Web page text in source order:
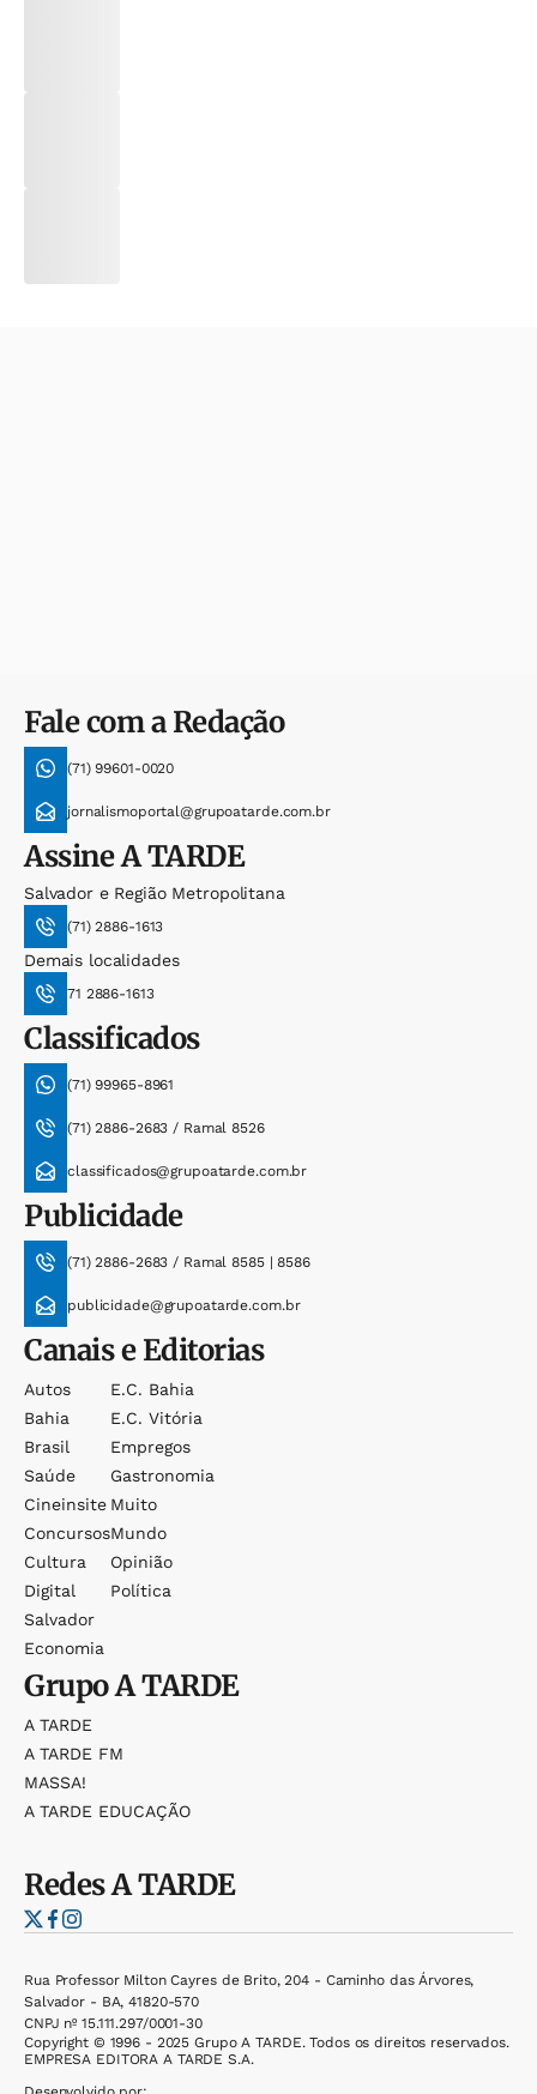
Fale com a Redação
(71) 99601-0020
jornalismoportal@grupoatarde.com.br
AssineA TARDE
Salvador e Região Metropolitana
(71) 2886-1613
Demais localidades
71 2886-1613
Classificados
(71) 99965-8961
(71) 2886-2683 / Ramal 8526
classificados@grupoatarde.com.br
Publicidade
(71) 2886-2683 / Ramal 8585 | 8586
publicidade@grupoatarde.com.br
Canais e Editorias
Autos
Bahia
Brasil
Saúde
Cineinsite
Concursos
Cultura
Digital
Salvador
Economia
E.c. Bahia
E.c. Vitória
Empregos
Gastronomia
Muito
Mundo
Opinião
Política
GrupoA TARDE
A TARDE
A TARDE FM
MASSA!
A TARDE EDUCAÇÃO
RedesA TARDE
Rua Professor Milton Cayres de Brito, 204 - Caminho das Árvores,
Salvador - BA, 41820-570
CNPJ nº 15.111.297/0001-30
Copyright © 1996 - 2025 Grupo A TARDE. Todos os direitos reservados.
EMPRESA EDITORA A TARDE S.A.